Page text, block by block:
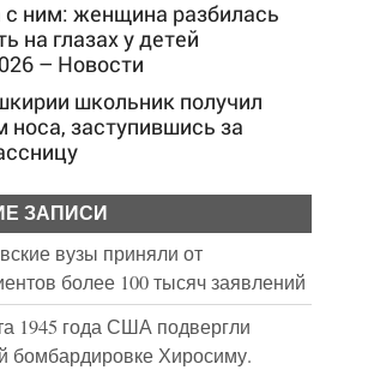
с ним: женщина разбилась
на глазах у детей
– Новости
школьник получил
носа, заступившись за
ЗАПИСИ
вузы приняли от
более 100 тысяч заявлений
1945 года США подвергли
бомбардировке Хиросиму.